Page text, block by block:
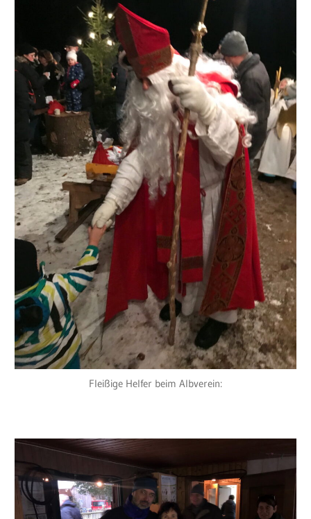
Fleißige Helfer beim Albverein: